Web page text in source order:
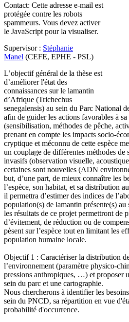
Contact: Cette adresse e-mail est
protégée contre les robots
spammeurs. Vous devez activer
le JavaScript pour la visualiser.
Supervisor : Stéphanie
Manel (CEFE, EPHE - PSL)
L’objectif général de la thèse est
d’améliorer l'état des
connaissances sur le lamantin
d’Afrique (Trichechus
senegalensis) au sein du Parc National
afin de guider les actions favorables à
(sensibilisation, méthodes de pêche,
prenant en compte les impacts socio-
cryptique et méconnu de cette espèce
un couplage de différentes méthodes
invasifs (observation visuelle,
certaines sont nouvelles (ADN
but, d’une part, de mieux connaître les
l’espèce, son habitat, et sa distribution
il permettra d’estimer des indices de
population(s) de lamantin présente(s)
les résultats de ce projet permettront de
d’évitement, de réduction ou de
pèsent sur l’espèce tout en limitant les
population humaine locale.
Objectif 1 : Caractériser la distribution
l’environnement (paramètre physico-
pressions anthropiques, …) et proposer
sein du parc et une cartographie.
Nous chercherons à identifier les
sein du PNCD, sa répartition en vue
probabilité d'occurrence.